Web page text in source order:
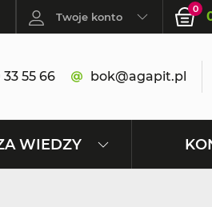
Twoje konto
0
55 66 bok@agapit.pl
WIEDZY